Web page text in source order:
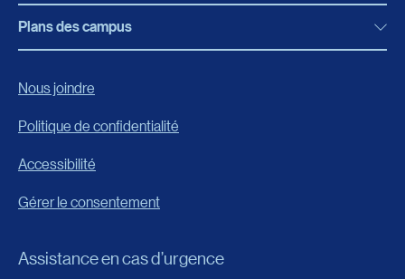
Bibliothèque
Boutique en ligne
Carrières
Événements
Fondation de l’UQAR
FAQ
Programmes, formations et admission
Frais de scolarité
Plans des campus
Nous joindre
Politique de confidentialité
Accessibilité
Gérer le consentement
Assistance en cas d’urgence